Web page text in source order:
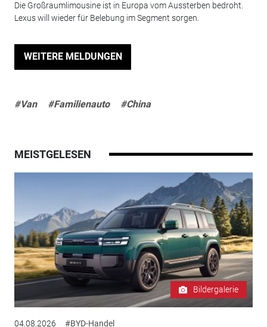
Die Großraumlimousine ist in Europa vom Aussterben bedroht.
Lexus will wieder für Belebung im Segment sorgen.
WEITERE MELDUNGEN
#Van #Familienauto #China
MEISTGELESEN
Bildergalerie
04.08.2026 #BYD-Handel